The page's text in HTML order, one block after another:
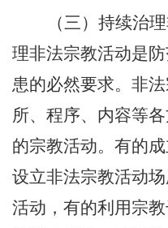
（三）持续治
理非法宗教活动是
患的必然要求。非
所、程序、内容等
的宗教活动。有的
设立非法宗教活动
活动，有的利用宗